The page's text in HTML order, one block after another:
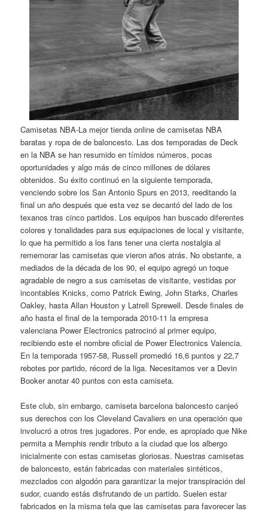
Camisetas NBA-La mejor tienda online de camisetas NBA
baratas y ropa de de baloncesto. Las dos temporadas de Deck
en la NBA se han resumido en tímidos números, pocas
oportunidades y algo más de cinco millones de dólares
obtenidos. Su éxito continuó en la siguiente temporada,
venciendo sobre los San Antonio Spurs en 2013, reeditando la
final un año después que esta vez se decantó del lado de los
texanos tras cinco partidos. Los equipos han buscado diferentes
colores y tonalidades para sus equipaciones de local y visitante,
lo que ha permitido a los fans tener una cierta nostalgia al
rememorar las camisetas que vieron años atrás. No obstante, a
mediados de la década de los 90, el equipo agregó un toque
agradable de negro a sus camisetas de visitante, vestidas por
incontables Knicks, como Patrick Ewing, John Starks, Charles
Oakley, hasta Allan Houston y Latrell Sprewell. Desde finales de
año hasta el final de la temporada 2010-11 la empresa
valenciana Power Electronics patrocinó al primer equipo,
recibiendo este el nombre oficial de Power Electronics Valencia.
En la temporada 1957-58, Russell promedió 16,6 puntos y 22,7
rebotes por partido, récord de la liga. Necesitamos ver a Devin
Booker anotar 40 puntos con esta camiseta.
Este club, sin embargo, camiseta barcelona baloncesto canjeó
sus derechos con los Cleveland Cavaliers en una operación que
involucró a otros tres jugadores. Por ende, es apropiado que Nike
permita a Memphis rendir tributo a la ciudad que los albergo
inicialmente con estas camisetas gloriosas. Nuestras camisetas
de baloncesto, están fabricadas con materiales sintéticos,
mezclados con algodón para garantizar la mejor transpiración del
sudor, cuando estás disfrutando de un partido. Suelen estar
fabricados en la misma tela que las camisetas para favorecer las